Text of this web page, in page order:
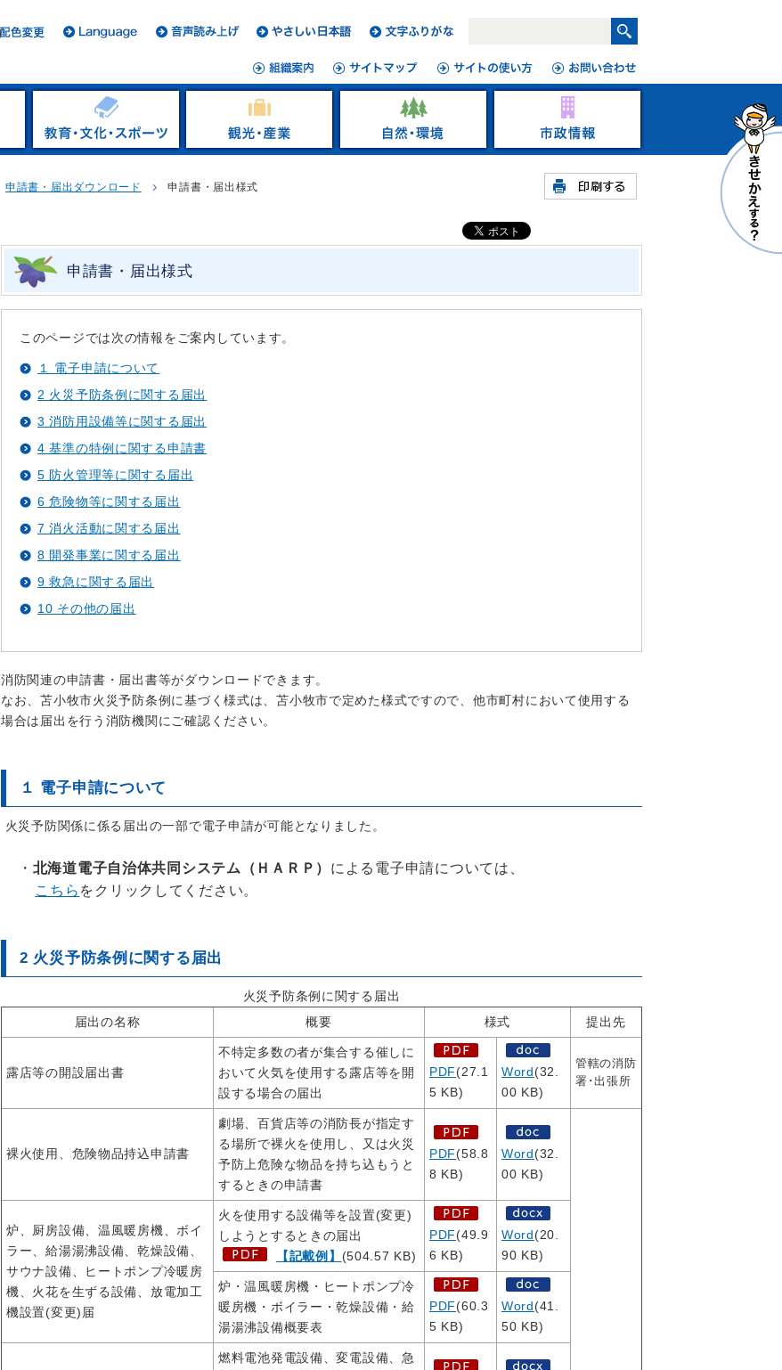
申請書・届出ダウンロード 申請書・届出様式
申請書・届出様式
このページでは次の情報をご案内しています。
１ 電子申請について
2 火災予防条例に関する届出
3 消防用設備等に関する届出
4 基準の特例に関する申請書
5 防火管理等に関する届出
6 危険物等に関する届出
7 消火活動に関する届出
8 開発事業に関する届出
9 救急に関する届出
10 その他の届出
消防関連の申請書・届出書等がダウンロードできます。
なお、苫小牧市火災予防条例に基づく様式は、苫小牧市で定めた様式ですので、他市町村において使用する
場合は届出を行う消防機関にご確認ください。
１ 電子申請について
火災予防関係に係る届出の一部で電子申請が可能となりました。
・ 北海道電子自治体共同システム（ＨＡＲＰ） による電子申請については、
こちら をクリックしてください。
2 火災予防条例に関する届出
火災予防条例に関する届出
届出の名称
概要 様式 提出先
露店等の開設届出書
不特定多数の者が集合する催しに
おいて火気を使用する露店等を開
設する場合の届出
PDF(27.1
5 KB)
Word(32.
00 KB)
管轄の消防
署･出張所
裸火使用、危険物品持込申請書
劇場、百貨店等の消防長が指定す
る場所で裸火を使用し、又は火災
予防上危険な物品を持ち込もうと
するときの申請書
PDF(58.8
8 KB)
Word(32.
00 KB)
炉、厨房設備、温風暖房機、ボイ
ラー、給湯湯沸設備、乾燥設備、
サウナ設備、ヒートポンプ冷暖房
機、火花を生ずる設備、放電加工
機設置(変更)届
火を使用する設備等を設置(変更)
しようとするときの届出
【記載例】 (504.57 KB)
PDF(49.9
6 KB)
Word(20.
90 KB)
炉・温風暖房機・ヒートポンプ冷
暖房機・ボイラー・乾燥設備・給
湯湯沸設備概要表
PDF(60.3
5 KB)
Word(41.
50 KB)
燃料電池発電設備、変電設備、急